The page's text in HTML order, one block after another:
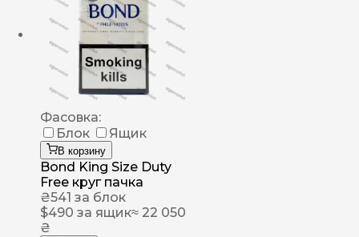
Фасовка:
Блок
Ящик
В корзину
Bond King Size Duty
Free круг пачка
₴541 за блок
$490 за ящик≈ 22 050
₴